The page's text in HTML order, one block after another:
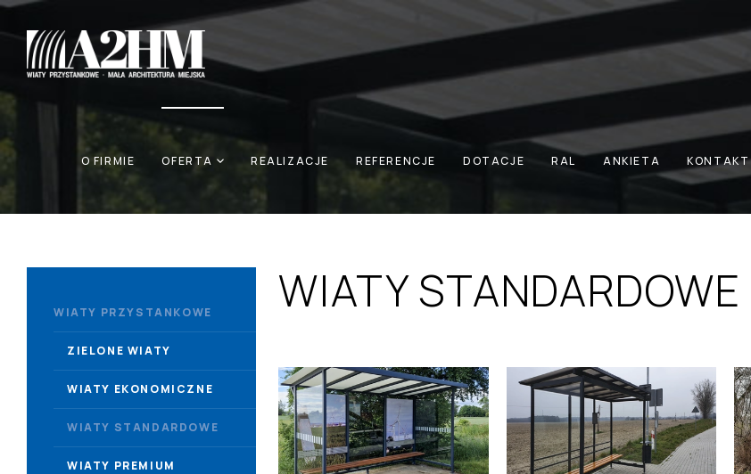
O FIRMIE OFERTA REALIZACJE REFERENCJE DOTACJE RAL ANKIETA KONTAKT
› OFERTA › WIATY PRZYSTANKOWE › WIATY STANDARDOWE
WIATY PRZYSTANKOWE
ZIELONE WIATY
WIATY EKONOMICZNE
WIATY STANDARDOWE
WIATY PREMIUM
WIATY STANDARDOWE